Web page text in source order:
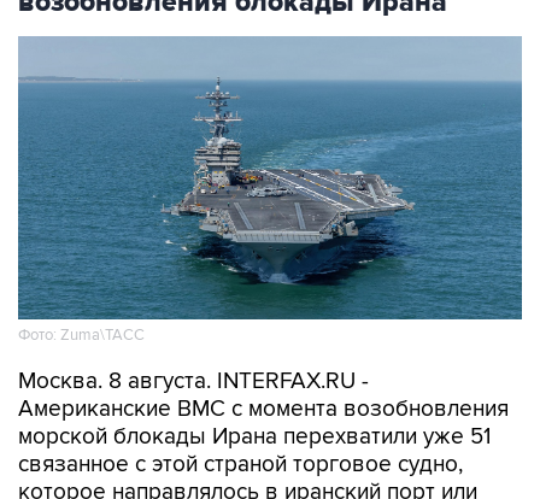
Фото: Zuma\ТАСС
Москва. 8 августа. INTERFAX.RU -
морской блокады Ирана перехватили уже 51
связанное с этой страной торговое судно,
которое направлялось в иранский порт или
выходило из него, сообщило Центральное